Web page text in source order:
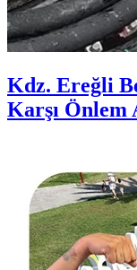
Kdz. Ereğli
Karşı Önlem